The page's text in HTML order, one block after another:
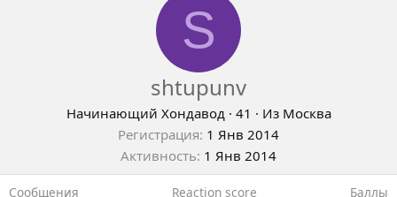
S
shtupunv
Начинающий Хондавод · 41 · Из Москва
Регистрация 1 Янв 2014
Активность 1 Янв 2014
Сообщения Reaction score Баллы